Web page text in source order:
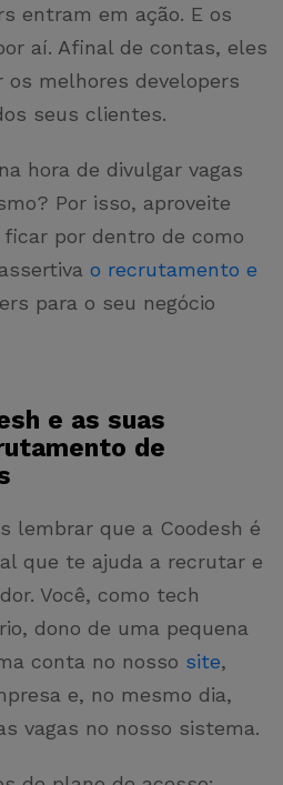
entram em ação. E os
aí. Afinal de contas, eles
melhores developers
seus clientes.
hora de divulgar vagas
Por isso, aproveite
por dentro de como
o recrutamento e
para o seu negócio
e as suas
de
lembrar que a Coodesh é
que te ajuda a recrutar e
Você, como tech
dono de uma pequena
conta no nosso site,
e, no mesmo dia,
vagas no nosso sistema.